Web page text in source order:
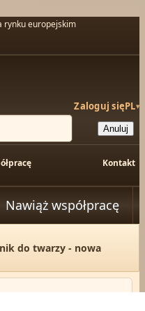
rynku europejskim
Zaloguj sięPL▾
Anuluj
Kontakt
Nawiąż współpracę
do twarzy - nowa